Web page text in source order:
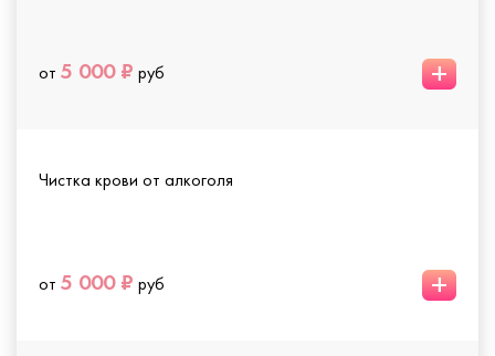
от 5 000 ₽ руб +
Чистка крови от алкоголя
от 5 000 ₽ руб +